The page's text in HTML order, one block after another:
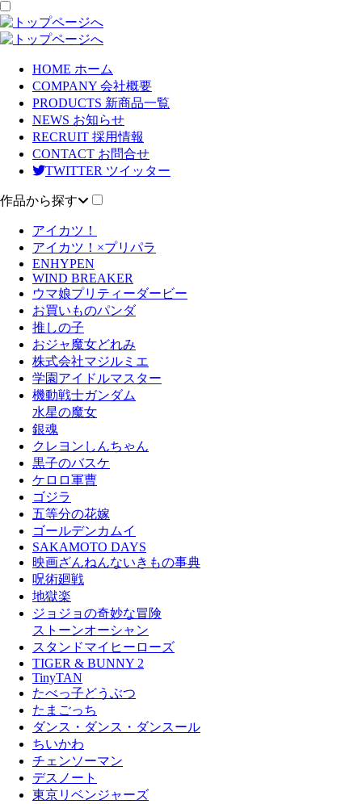
HOME ホーム
COMPANY 会社概要
PRODUCTS 新商品一覧
NEWS お知らせ
RECRUIT 採用情報
CONTACT お問合せ
TWITTER ツイッター
作品から探す
アイカツ！
アイカツ！×プリパラ
ENHYPEN
WIND BREAKER
ウマ娘プリティーダービー
お買いものパンダ
推しの子
おジャ魔女どれみ
株式会社マジルミエ
学園アイドルマスター
機動戦士ガンダム
水星の魔女
銀魂
クレヨンしんちゃん
黒子のバスケ
ケロロ軍曹
ゴジラ
五等分の花嫁
ゴールデンカムイ
SAKAMOTO DAYS
映画ざんねんないきもの事典
呪術廻戦
地獄楽
ジョジョの奇妙な冒険
ストーンオーシャン
スタンドマイヒーローズ
TIGER & BUNNY 2
TinyTAN
たべっ子どうぶつ
たまごっち
ダンス・ダンス・ダンスール
ちいかわ
チェンソーマン
デスノート
東京リベンジャーズ